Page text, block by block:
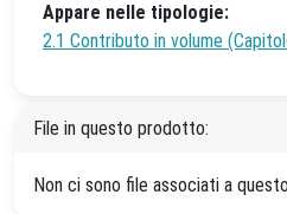
Appare nelle tipologie:
2.1 Contributo in volume
File in questo prodotto:
Non ci sono file associati a